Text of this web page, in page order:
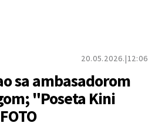
20.05.2026. 12:06
sa ambasadorom
"Poseta Kini